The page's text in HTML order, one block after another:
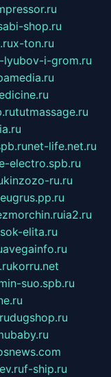
shop.ru
x-ton.ru
lyubov-i-grom.ru
tutmassage.ru
net-life.net.ru
electro.spb.ru
kinzozo-ru.ru
eugrus.pp.ru
ia2.ru
elita.ru
avegainfo.ru
korru.net
suo.spb.ru
dugshop.ru
f-ship.ru